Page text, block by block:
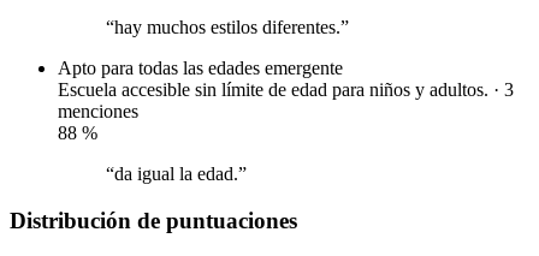
“hay muchos estilos diferentes.”
Apto para todas las edades emergente
Escuela accesible sin límite de edad para niños y adultos. · 3
menciones
88 %
“da igual la edad.”
Distribución de puntuaciones